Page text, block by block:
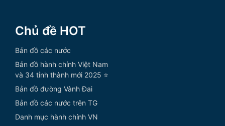
Chủ đề HOT
Bản đồ các nước
Bản đồ hành chính Việt Nam
và 34 tỉnh thành mới 2025 ⭐
Bản đồ đường Vành Đai
Bản đồ các nước trên TG
Danh mục hành chính VN